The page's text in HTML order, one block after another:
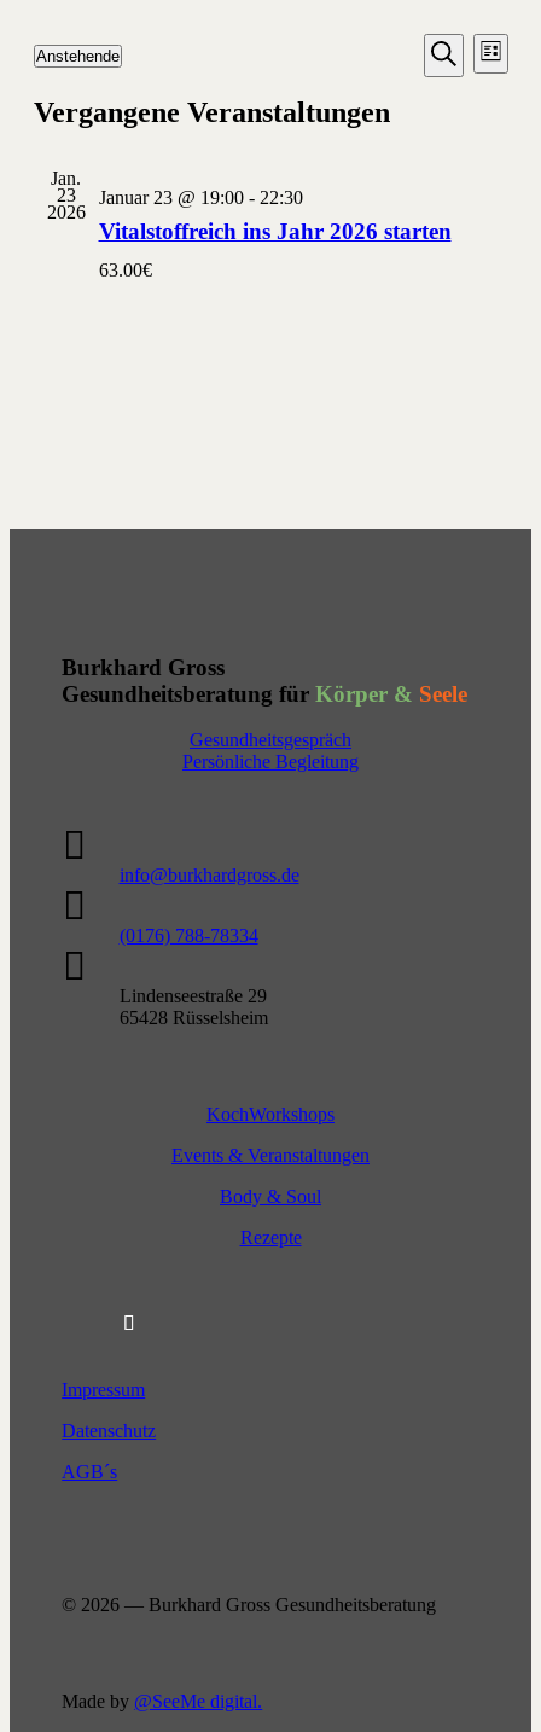
Suche
Suche
Liste
Anstehende
wählen.
Vergangene Veranstaltungen
Jan.
23
2026
Januar 23 @ 19:00- 22:30
Vitalstoffreich ins Jahr 2026 starten
63.00€
Burkhard Gross
Gesundheitsberatung fürKörper & Seele
Gesundheitsgespräch
Persönliche Begleitung

info@burkhardgross.de

(0176) 788-78334

Lindenseestraße 29
65428 Rüsselsheim
KochWorkshops
Events & Veranstaltungen
Body & Soul
Rezepte
Impressum
Datenschutz
AGB´s
© 2026 — Burkhard Gross Gesundheitsberatung
Made by @SeeMe digital.